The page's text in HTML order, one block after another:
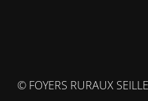
© FOYERS RURAUX